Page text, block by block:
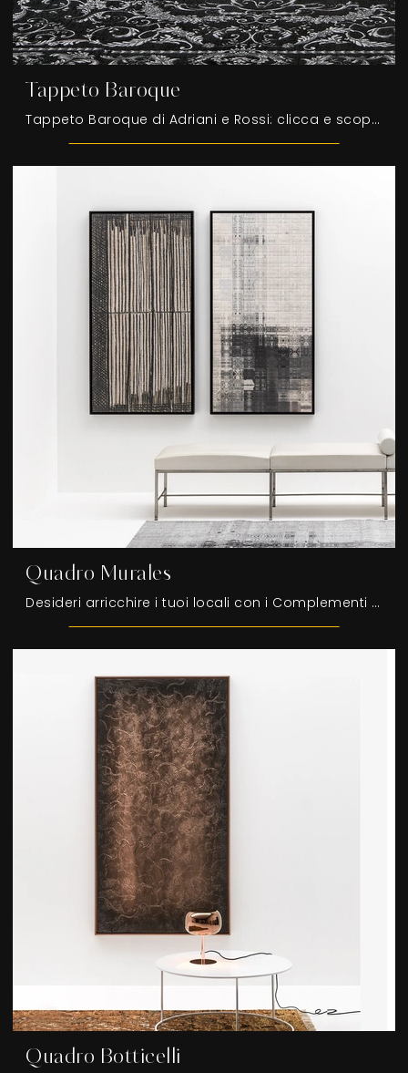
Tappeto Baroque
Tappeto Baroque di Adriani e Rossi: clicca e scopri di più sui Complementi e tappeti classici in tessuto del noto e rinomato marchio!
Quadro Murales
Desideri arricchire i tuoi locali con i Complementi Adriani e Rossi? Ecco qui differenti modelli di quadri in materico come Quadro Murales.
Quadro Botticelli